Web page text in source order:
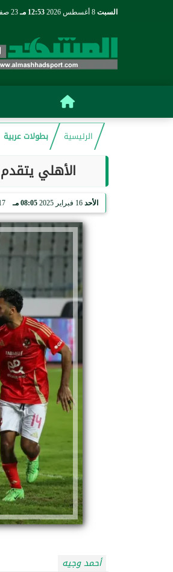
السبت 12:53 مـ 23 صفر 1448
الرئيسية بطولات عربية
الأهلي
الأحد 16 فبراير 2025 08:05 مـ 17 شعبان
أحمد وجيه